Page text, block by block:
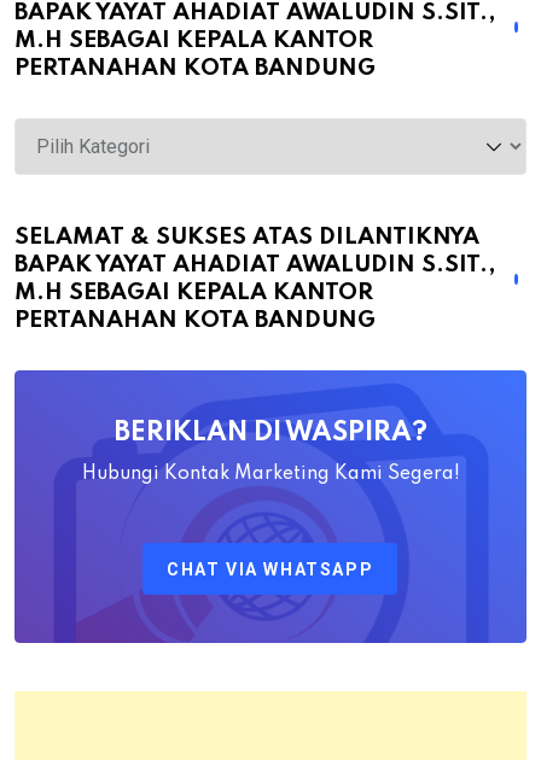
BAPAK YAYAT AHADIAT AWALUDIN S.SIT.,
M.H SEBAGAI KEPALA KANTOR
PERTANAHAN KOTA BANDUNG
Selamat
&
atas
Dilantiknya
Bapak
Ahadiat
Pertanahan
Kota
SELAMAT & SUKSES ATAS DILANTIKNYA
BAPAK YAYAT AHADIAT AWALUDIN S.SIT.,
M.H SEBAGAI KEPALA KANTOR
PERTANAHAN KOTA BANDUNG
BERIKLAN DI WASPIRA?
Hubungi Kontak Marketing Kami Segera!
CHAT VIA WHATSAPP